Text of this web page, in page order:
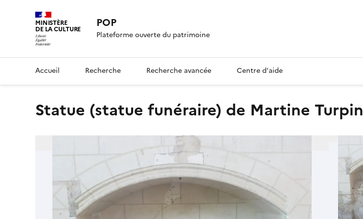
MINISTÈRE
DE LA CULTURE POP
Plateforme ouverte du patrimoine
Accueil Recherche Recherche avancée Centre d'aide
statue (statue funéraire) de Martine Turpin